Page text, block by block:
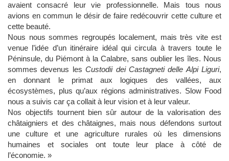
avaient consacré leur vie professionnelle. Mais tous nous
avions en commun le désir de faire redécouvrir cette culture et
cette beauté.
Nous nous sommes regroupés localement, mais très vite est
venue l’idée d’un itinéraire idéal qui circula à travers toute le
Péninsule, du Piémont à la Calabre, sans oublier les îles. Nous
sommes devenus lesCustodii dei Castagneti delle Alpi Liguri,
en donnant le primat aux logiques des vallées, aux
écosystèmes, plus qu’aux régions administratives. Slow Food
nous a suivis car ça collait à leur vision et à leur valeur.
Nos objectifs tournent bien sûr autour de la valorisation des
châtaigniers et des châtaignes, mais nous défendons surtout
une culture et une agriculture rurales où les dimensions
humaines et sociales ont toute leur place à côté de
l’économie. »